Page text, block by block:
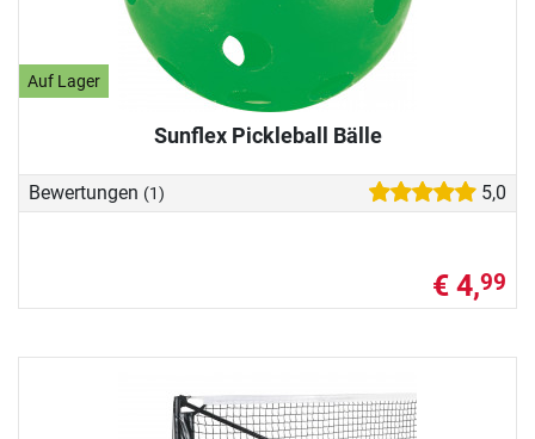
Auf Lager
Sunflex Pickleball Bälle
Bewertungen (1) 5,0
€ 4,99